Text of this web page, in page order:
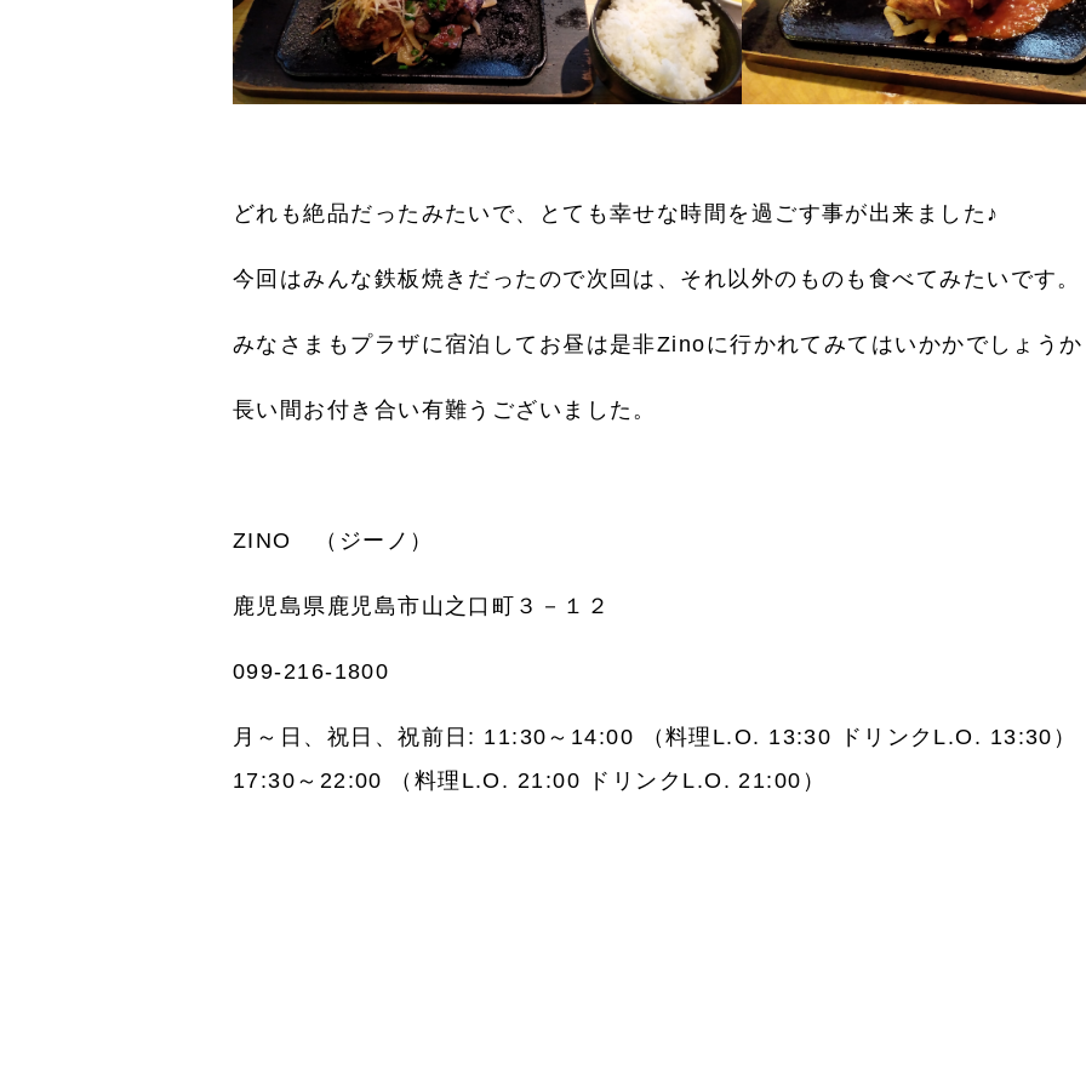
どれも絶品だったみたいで、とても幸せな時間を過ごす事が出来ました♪
今回はみんな鉄板焼きだったので次回は、それ以外のものも食べてみたいです。
みなさまもプラザに宿泊してお昼は是非Zinoに行かれてみてはいかかでしょう
長い間お付き合い有難うございました。
ZINO （ジーノ）
鹿児島県鹿児島市山之口町３－１２
099-216-1800
月～日、祝日、祝前日: 11:30～14:00 （料理L.O. 13:30 ドリンクL.O. 13:30）
17:30～22:00 （料理L.O. 21:00 ドリンクL.O. 21:00）